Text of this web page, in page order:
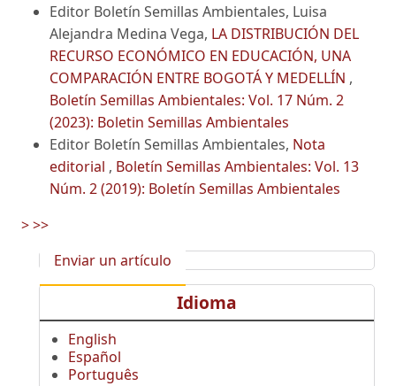
Editor Boletín Semillas Ambientales, Luisa
Alejandra Medina Vega, LA DISTRIBUCIÓN DEL
RECURSO ECONÓMICO EN EDUCACIÓN, UNA
COMPARACIÓN ENTRE BOGOTÁ Y MEDELLÍN ,
Boletín Semillas Ambientales: Vol. 17 Núm. 2
(2023): Boletin Semillas Ambientales
Editor Boletín Semillas Ambientales, Nota
editorial , Boletín Semillas Ambientales: Vol. 13
Núm. 2 (2019): Boletín Semillas Ambientales
>>>
Enviar un artículo
Idioma
English
Español
Português